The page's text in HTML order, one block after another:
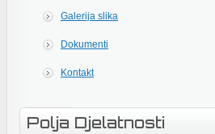
Galerija slika
Dokumenti
Kontakt
Polja Djelatnosti